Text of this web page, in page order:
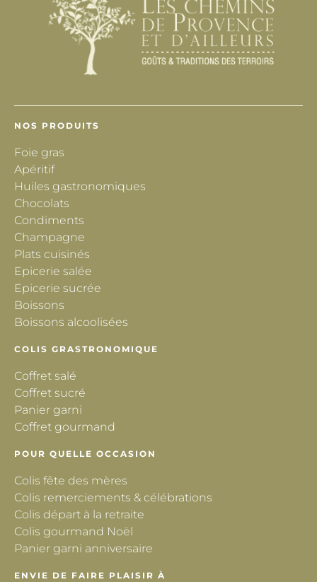
NOS PRODUITS
Foie gras
Apéritif
Huiles gastronomiques
Chocolats
Condiments
Champagne
Plats cuisinés
Epicerie salée
Epicerie sucrée
Boissons
Boissons alcoolisées
COLIS GRASTRONOMIQUE
Coffret salé
Coffret sucré
Panier garni
Coffret gourmand
POUR QUELLE OCCASION
Colis fête des mères
Colis remerciements & célébrations
Colis départ à la retraite
Colis gourmand Noël
Panier garni anniversaire
ENVIE DE FAIRE PLAISIR À